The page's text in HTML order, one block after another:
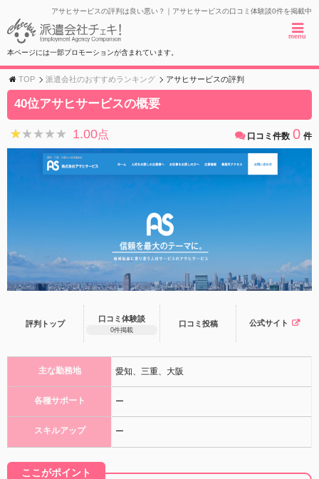
アサヒサービスの評判は良い悪い？｜アサヒサービスの口コミ体験談0件を掲載中
menu
本ページには一部プロモーションが含まれています。
TOP 派遣会社のおすすめランキング アサヒサービスの評判
40位アサヒサービスの概要
★★★★★
★★★★★ 1.00点 口コミ件数 0 件
評判トップ
口コミ体験談
0件掲載
口コミ 投稿 公式サイト
主な勤務地 愛知、三重、大阪
各種サポート ー
スキルアップ ー
ここがポイント